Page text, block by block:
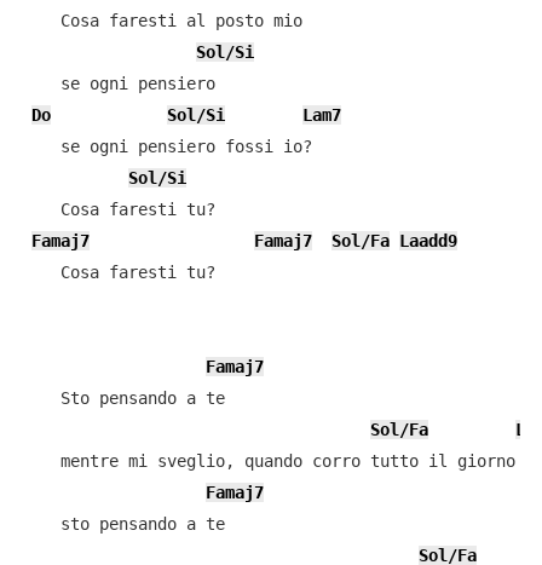
    Cosa faresti al posto mio
Sol/Si
    se ogni pensiero
Do
Sol/Si
Lam7
    se ogni pensiero fossi io?
Sol/Si
    Cosa faresti tu?
Famaj7
Famaj7 Sol/Fa Laadd9
    Cosa faresti tu?
Famaj7
    Sto pensando a te
Sol/Fa
    mentre mi sveglio, quando corro tutto il giorno
Famaj7
    sto pensando a te
Sol/Fa